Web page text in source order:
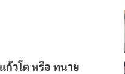
ก้วโต หรือ ทนาย